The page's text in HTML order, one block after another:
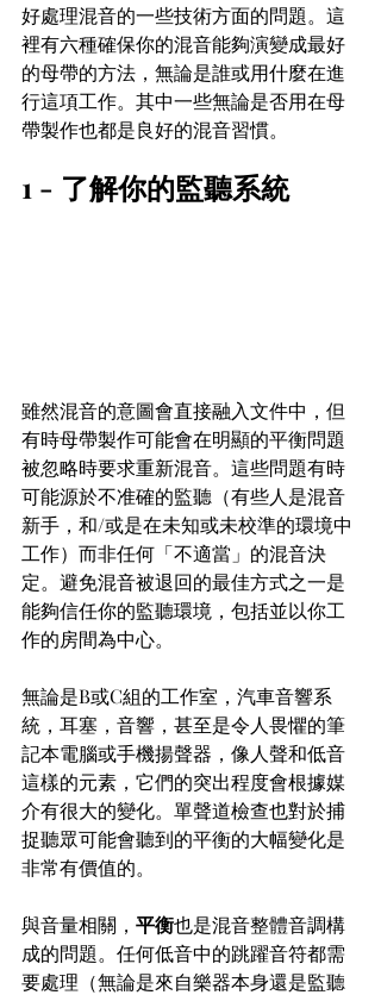
好處理混音的一些技術方面的問題。這
裡有六種確保你的混音能夠演變成最好
的母帶的方法，無論是誰或用什麼在進
行這項工作。其中一些無論是否用在母
帶製作也都是良好的混音習慣。
1 - 了解你的監聽系統
雖然混音的意圖會直接融入文件中，但
有時母帶製作可能會在明顯的平衡問題
被忽略時要求重新混音。這些問題有時
可能源於不准確的監聽（有些人是混音
新手，和/或是在未知或未校準的環境中
工作）而非任何「不適當」的混音決
定。避免混音被退回的最佳方式之一是
能夠信任你的監聽環境，包括並以你工
作的房間為中心。
無論是B或C組的工作室，汽車音響系
統，耳塞，音響，甚至是令人畏懼的筆
記本電腦或手機揚聲器，像人聲和低音
這樣的元素，它們的突出程度會根據媒
介有很大的變化。單聲道檢查也對於捕
捉聽眾可能會聽到的平衡的大幅變化是
非常有價值的。
與音量相關， 平衡也是混音整體音調構
成的問題。任何低音中的跳躍音符都需
要處理（無論是來自樂器本身還是監聽